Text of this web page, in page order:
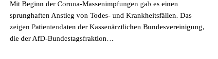
Mit Beginn der Corona-Massenimpfungen gab es einen
sprunghaften Anstieg von Todes- und Krankheitsfällen. Das
zeigen Patientendaten der Kassenärztlichen Bundesvereinigung,
die der AfD-Bundestagsfraktion…